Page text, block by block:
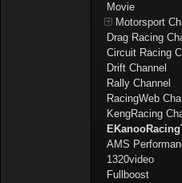
Movie
Motorsport
Drag Racing
Circuit Racing
Drift Channel
Rally Channel
RacingWeb
KengRacing
AMS
1320video
Fullboost